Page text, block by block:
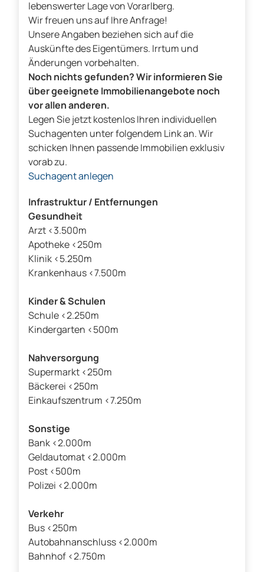
lebenswerter Lage von Vorarlberg.
Wir freuen uns auf Ihre Anfrage!
Unsere Angaben beziehen sich auf die
Auskünfte des Eigentümers. Irrtum und
Änderungen vorbehalten.
Noch nichts gefunden? Wir informieren Sie
über geeignete Immobilienangebote noch
vor allen anderen.
Legen Sie jetzt kostenlos Ihren individuellen
Suchagenten unter folgendem Link an. Wir
schicken Ihnen passende Immobilien exklusiv
vorab zu.
Suchagent anlegen
Infrastruktur / Entfernungen
Gesundheit
Arzt <3.500m
Apotheke <250m
Klinik <5.250m
Krankenhaus <7.500m
Kinder & Schulen
Schule <2.250m
Kindergarten <500m
Nahversorgung
Supermarkt <250m
Bäckerei <250m
Einkaufszentrum <7.250m
Sonstige
Bank <2.000m
Geldautomat <2.000m
Post <500m
Polizei <2.000m
Verkehr
Bus <250m
Autobahnanschluss <2.000m
Bahnhof <2.750m